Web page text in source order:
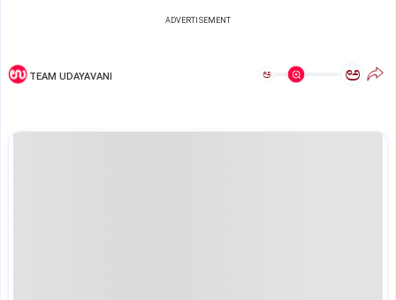
ADVERTISEMENT
TEAM UDAYAVANI ಅ ಅ